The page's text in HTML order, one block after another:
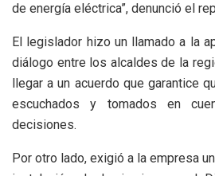
de energía eléctrica”, denunció el
El legislador hizo un llamado a la
diálogo entre los alcaldes de la
llegar a un acuerdo que garantice
escuchados y tomados en
decisiones.
Por otro lado, exigió a la empresa